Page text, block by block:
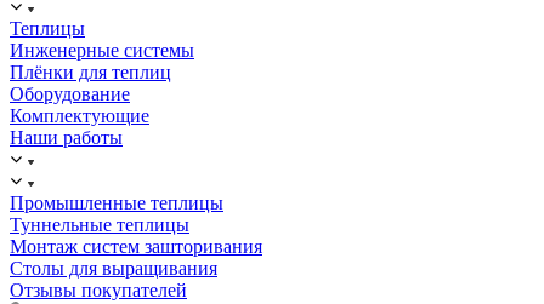
Теплицы
Инженерные системы
Плёнки для теплиц
Оборудование
Комплектующие
Наши работы
Промышленные теплицы
Туннельные теплицы
Монтаж систем зашторивания
Столы для выращивания
Отзывы покупателей